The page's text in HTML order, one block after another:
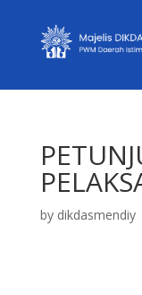
by dikdasmendiy